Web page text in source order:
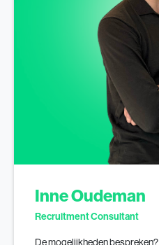
Inne Oudeman
Recruitment Consultant
De mogelijkheden bespreken?